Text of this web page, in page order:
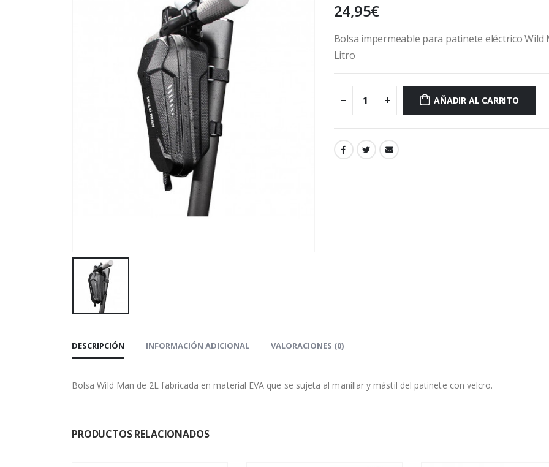
24,95€
Bolsa impermeable para patinete eléctrico Wild
Litro
AÑADIR AL CARRITO
DESCRIPCIÓN INFORMACIÓN ADICIONAL VALORACIONES (0)
Bolsa Wild Man de 2L fabricada en material EVA que se sujeta al manillar y mástil del patinete con velcro.
PRODUCTOS RELACIONADOS